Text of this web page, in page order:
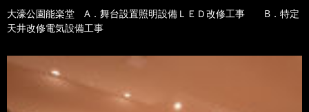
大濠公園能楽堂 A．舞台設置照明設備ＬＥＤ改修工事 B．特定
天井改修電気設備工事